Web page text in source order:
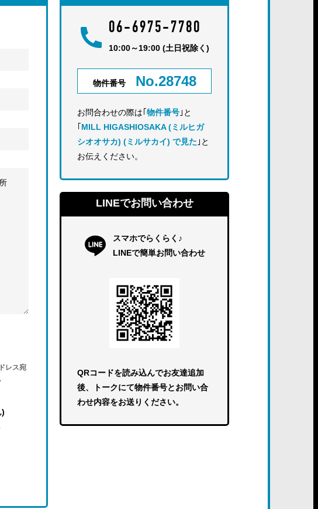
レス宛
)
06-6975-7780
10:00～19:00 (土日祝除く)
物件番号 No.28748
お問合わせの際は｢ 物件番号 ｣と
MILL HIGASHIOSAKA (ミルヒガ
シオオサカ) (ミルサカイ) で見た ｣と
お伝えください。
LINEでお問い合わせ
スマホでらくらく♪
LINEで簡単お問い合わせ
QRコードを読み込んでお友達追加
後、トークにて物件番号とお問い合
わせ内容をお送りください。